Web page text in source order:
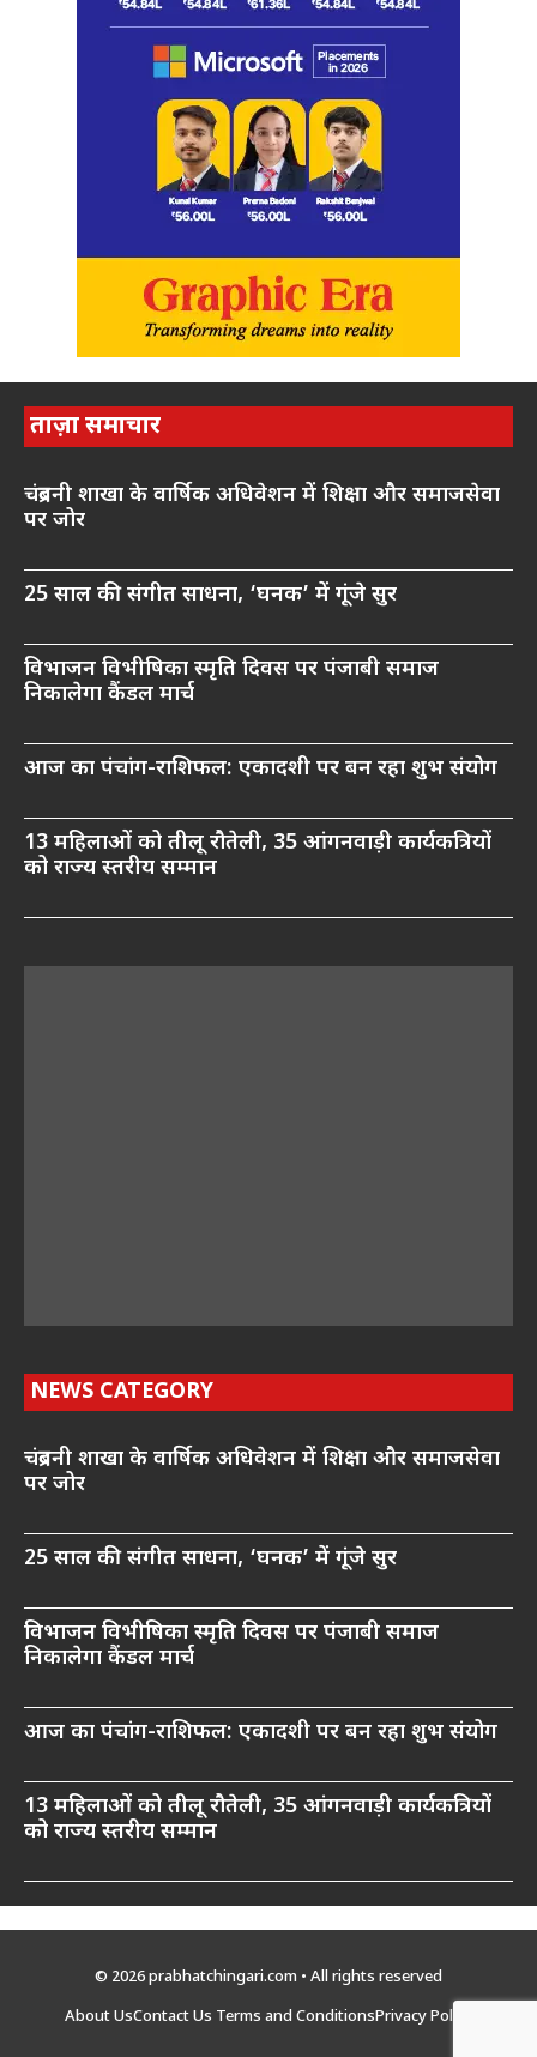
ताज़ा समाचार
चंद्रबनी शाखा के वार्षिक अधिवेशन में शिक्षा और समाजसेवा
पर जोर
25 साल की संगीत साधना, ‘घनक’ में गूंजे सुर
विभाजन विभीषिका स्मृति दिवस पर पंजाबी समाज
निकालेगा कैंडल मार्च
आज का पंचांग-राशिफल: एकादशी पर बन रहा शुभ संयोग
13 महिलाओं को तीलू रौतेली, 35 आंगनवाड़ी कार्यकत्रियों
को राज्य स्तरीय सम्मान
NEWS CATEGORY
चंद्रबनी शाखा के वार्षिक अधिवेशन में शिक्षा और समाजसेवा
पर जोर
25 साल की संगीत साधना, ‘घनक’ में गूंजे सुर
विभाजन विभीषिका स्मृति दिवस पर पंजाबी समाज
निकालेगा कैंडल मार्च
आज का पंचांग-राशिफल: एकादशी पर बन रहा शुभ संयोग
13 महिलाओं को तीलू रौतेली, 35 आंगनवाड़ी कार्यकत्रियों
को राज्य स्तरीय सम्मान
© 2026 prabhatchingari.com • All rights reserved
About UsContact Us Terms and ConditionsPrivacy Policy